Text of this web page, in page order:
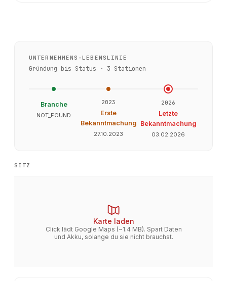
UNTERNEHMENS-LEBENSLINIE
Gründung bis Status · 3 Stationen
Branche
NOT_FOUND
2023
Erste
Bekanntmachung
27.10.2023
2026
Letzte
Bekanntmachung
03.02.2026
SITZ
Karte laden
Click lädt Google Maps (~1.4 MB). Spart Daten
und Akku, solange du sie nicht brauchst.